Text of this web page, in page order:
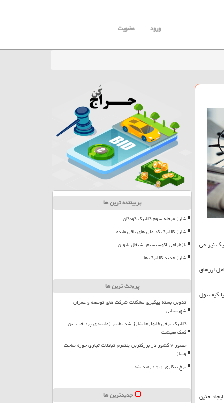
ورود عضویت
نیز می
ارزهای
کیف پول
چنین
پربیننده ترین ها
شارژ مرحله سوم کالابرگ کودکان
شارژ کالابرگ کد ملی های باقی مانده
بازطراحی اکوسیستم اشتغال بانوان
شارژ جدید کالابرگ ها
پربحث ترین ها
تدوین بسته پیگیری مشکلات شرکت های توسعه و عمران
شهرستانی
کالابرگ برخی خانوارها شارژ شد تغییر زمانبندی پرداخت این
کمک معیشت
حضور ۷ کشور در بزرگترین پلتفرم تبادلات تجاری حوزه ساخت
وساز
نرخ بیکاری ۹،۱ درصد شد
جدیدترین ها